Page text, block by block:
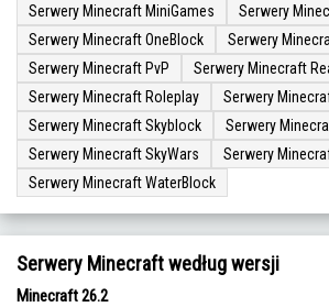
Serwery Minecraft MiniGames
Serwery
Serwery Minecraft OneBlock
Serwery
Serwery Minecraft PvP
Serwery Minecraft
Serwery Minecraft Roleplay
Serwery
Serwery Minecraft Skyblock
Serwery
Serwery Minecraft SkyWars
Serwery
Serwery Minecraft WaterBlock
Serwery Minecraft według wersji
Minecraft 26.2